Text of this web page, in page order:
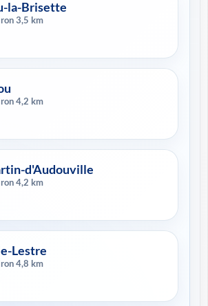
la-Brisette
3,5 km
4,2 km
d'Audouville
4,2 km
Lestre
4,8 km